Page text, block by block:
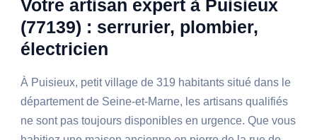
Votre artisan expert à Puisieux
(77139) : serrurier, plombier,
électricien
À Puisieux, petit village de 319 habitants situé dans le
département de Seine-et-Marne, les artisans qualifiés
ne sont pas toujours disponibles en urgence. Que vous